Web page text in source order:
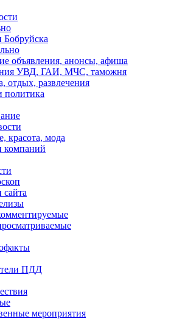
Бобруйска
объявления, анонсы, афиша
УВД, ГАИ, МЧС, таможня
отдых, развлечения
политика
красота, мода
компаний
сайта
ПДД
мероприятия